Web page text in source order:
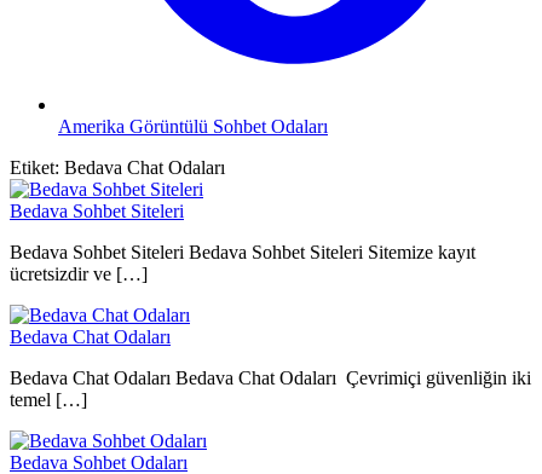
Amerika Görüntülü Sohbet Odaları
Etiket: Bedava Chat Odaları
Bedava Sohbet Siteleri
Bedava Sohbet Siteleri Bedava Sohbet Siteleri Sitemize kayıt
ücretsizdir ve […]
Bedava Chat Odaları
Bedava Chat Odaları Bedava Chat Odaları Çevrimiçi güvenliğin iki
temel […]
Bedava Sohbet Odaları